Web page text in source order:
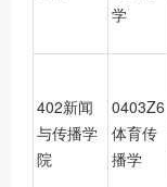
学
402新闻
与传播学
院
0403Z6
体育传
播学